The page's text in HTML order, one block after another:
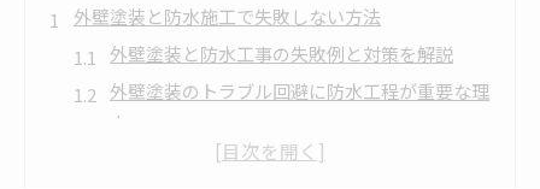
外壁塗装と防水施工で失敗しない方法
外壁塗装と防水工事の失敗例と対策を解説
外壁塗装のトラブル回避に防水工程が重要な理
由
外壁塗装と防水の基本知識で後悔しない選択を